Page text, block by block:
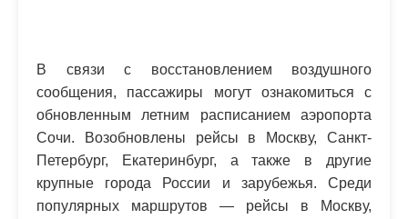
В связи с восстановлением воздушного
сообщения, пассажиры могут ознакомиться с
обновленным летним расписанием аэропорта
Сочи. Возобновлены рейсы в Москву, Санкт-
Петербург, Екатеринбург, а также в другие
крупные города России и зарубежья. Среди
популярных маршрутов — рейсы в Москву,